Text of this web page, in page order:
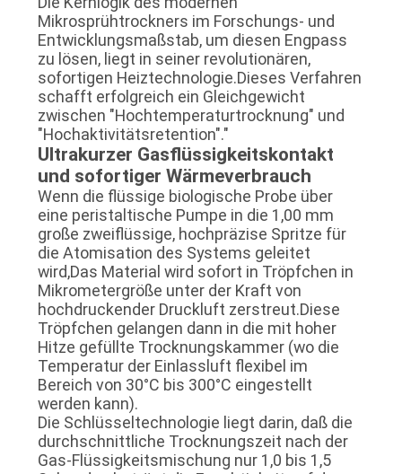
Mikrosprühtrockners im Forschungs- und
Entwicklungsmaßstab, um diesen Engpass
zu lösen, liegt in seiner revolutionären,
sofortigen Heiztechnologie.Dieses Verfahren
schafft erfolgreich ein Gleichgewicht
zwischen "Hochtemperaturtrocknung" und
"Hochaktivitätsretention"."
Ultrakurzer Gasflüssigkeitskontakt
und sofortiger Wärmeverbrauch
Wenn die flüssige biologische Probe über
eine peristaltische Pumpe in die 1,00 mm
große zweiflüssige, hochpräzise Spritze für
die Atomisation des Systems geleitet
wird,Das Material wird sofort in Tröpfchen in
Mikrometergröße unter der Kraft von
hochdruckender Druckluft zerstreut.Diese
Tröpfchen gelangen dann in die mit hoher
Hitze gefüllte Trocknungskammer (wo die
Temperatur der Einlassluft flexibel im
Bereich von 30°C bis 300°C eingestellt
werden kann).
Die Schlüsseltechnologie liegt darin, daß die
durchschnittliche Trocknungszeit nach der
Gas-Flüssigkeitsmischung nur 1,0 bis 1,5